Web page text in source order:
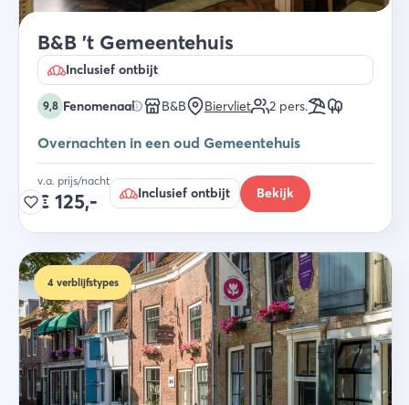
B&B 't Gemeentehuis
Inclusief ontbijt
9,8 Fenomenaal B&B Biervliet 2 pers.
Overnachten in een oud Gemeentehuis
v.a. prijs/nacht
€ 125,- Inclusief ontbijt Bekijk
4 verblijfstypes